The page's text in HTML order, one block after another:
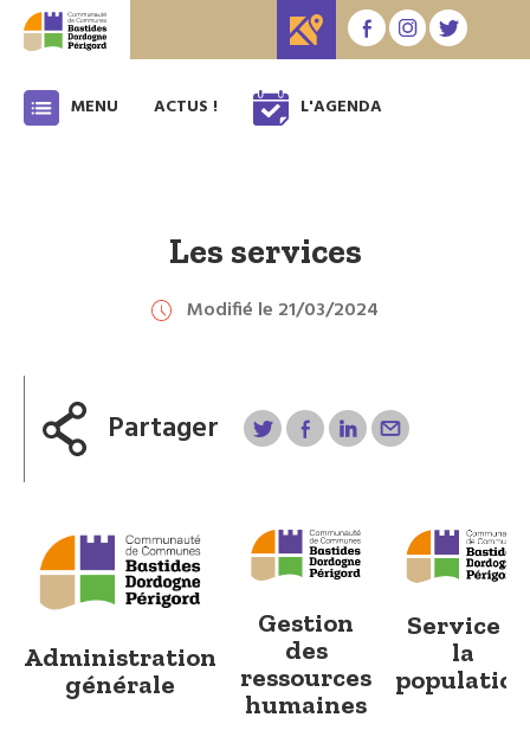
MENU ACTUS ! L'AGENDA
Les services
Modifié le 21/03/2024
Partager
Administration
générale
Gestion
des
ressources
humaines
Service à
la
population